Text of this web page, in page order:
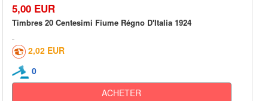
5,00 EUR
Timbres 20 Centesimi Fiume Régno D'Italia 1924
2,02 EUR
0
ACHETER